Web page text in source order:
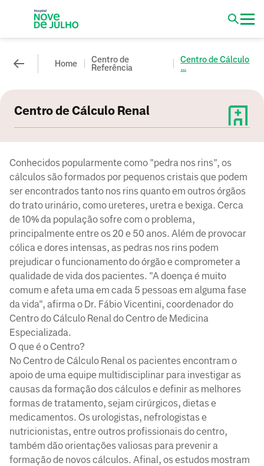
Home
Centro de
Referência
Centro de Cálculo
...
Centro de Cálculo Renal
Conhecidos popularmente como "pedra nos rins", os
cálculos são formados por pequenos cristais que podem
ser encontrados tanto nos rins quanto em outros órgãos
do trato urinário, como ureteres, uretra e bexiga. Cerca
de 10% da população sofre com o problema,
principalmente entre os 20 e 50 anos. Além de provocar
cólica e dores intensas, as pedras nos rins podem
prejudicar o funcionamento do órgão e comprometer a
qualidade de vida dos pacientes. "A doença é muito
comum e afeta uma em cada 5 pessoas em alguma fase
da vida", afirma o Dr. Fábio Vicentini, coordenador do
Centro do Cálculo Renal do Centro de Medicina
Especializada.
O que é o Centro?
No Centro de Cálculo Renal os pacientes encontram o
apoio de uma equipe multidisciplinar para investigar as
causas da formação dos cálculos e definir as melhores
formas de tratamento, sejam cirúrgicos, dietas e
medicamentos. ​​Os urologistas, nefrologistas e
nutricionistas, entre outros profissionais do centro,
também dão orientações valiosas para prevenir a
formação de novos cálculos. Afinal, os estudos mostram